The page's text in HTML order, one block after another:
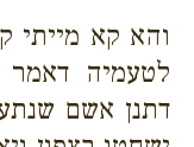
והא קא מייתי
לטעמיה דאמר
דתנן אשם